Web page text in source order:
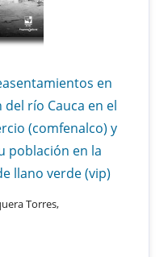
en
del río Cauca en el
(comfenalco) y
población en la
llano verde (vip)
Torres,